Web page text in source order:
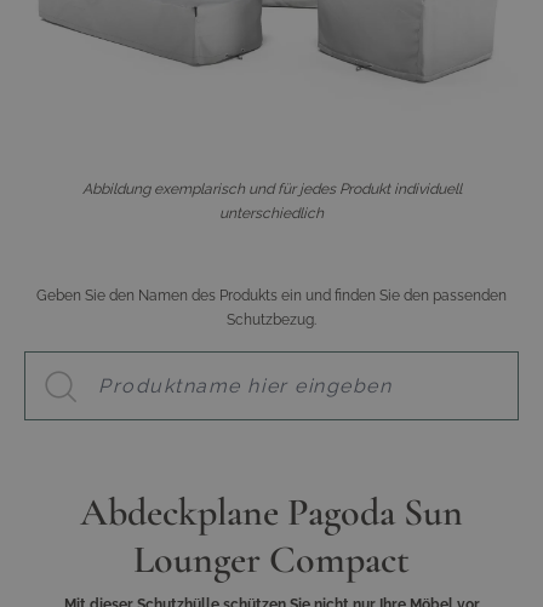
Abbildung exemplarisch und für jedes Produkt individuell
unterschiedlich
Geben Sie den Namen des Produkts ein und finden Sie den passenden
Schutzbezug.
Abdeckplane Pagoda Sun
Lounger Compact